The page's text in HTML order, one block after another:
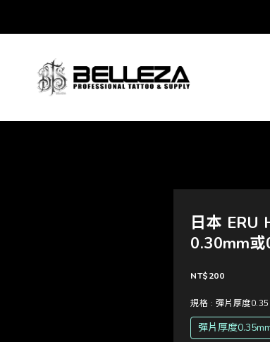
日本 ERU
0.30mm
NT$200
規格 : 彈片厚度
彈片厚度